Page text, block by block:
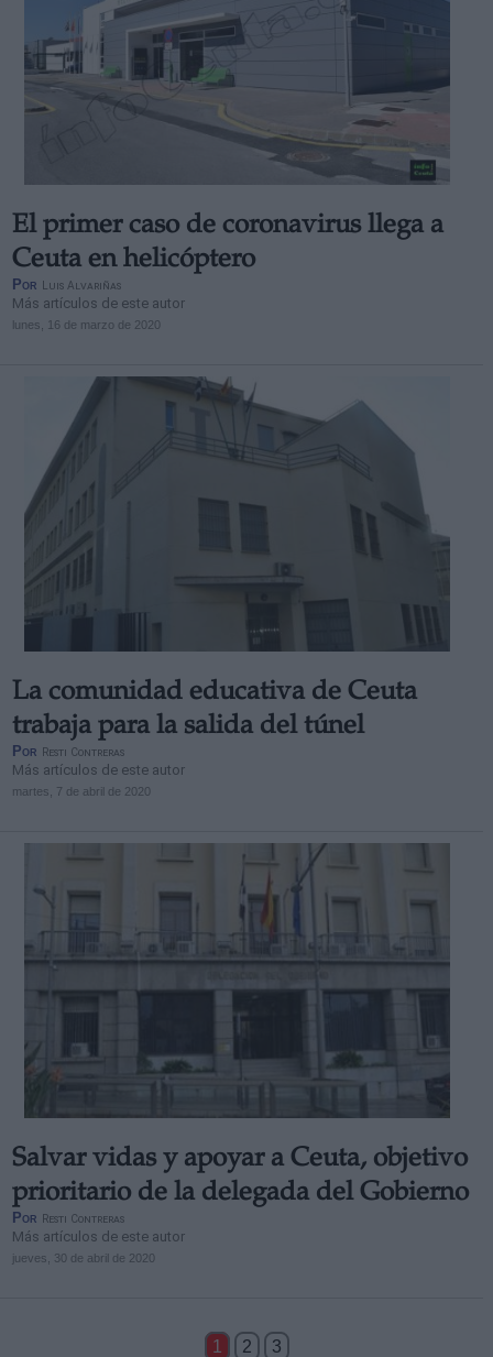
El primer caso de coronavirus llega a
Ceuta en helicóptero
Por Luis Alvariñas
Más artículos de este autor
lunes, 16 de marzo de 2020
La comunidad educativa de Ceuta
trabaja para la salida del túnel
Por Resti Contreras
Más artículos de este autor
martes, 7 de abril de 2020
Salvar vidas y apoyar a Ceuta, objetivo
prioritario de la delegada del Gobierno
Por Resti Contreras
Más artículos de este autor
jueves, 30 de abril de 2020
1 2 3